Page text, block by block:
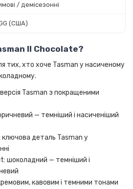
/ демісезонні
(США)
II Chocolate?
тих, хто хоче Tasman у насиченому
Tasman з покращеними
— темніший і насиченіший
деталь Tasman у
шоколадний — темніший і
кавовим і темними тонами